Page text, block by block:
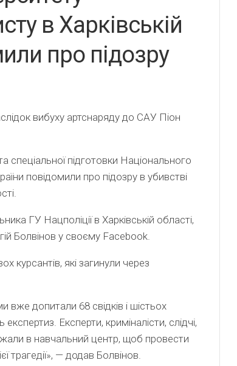
в Харківській
про підозру
вибуху артснаряду до САУ Піон
спеціальної підготовки Національного
повідомили про підозру в убивстві
ГУ Нацполіції в Харківській області,
Болвінов у своєму Facebook.
курсантів, які загинули через
вже допитали 68 свідків і шістьох
Експерти, криміналісти, слідчі,
в навчальний центр, щоб провести
трагедії», — додав Болвінов.